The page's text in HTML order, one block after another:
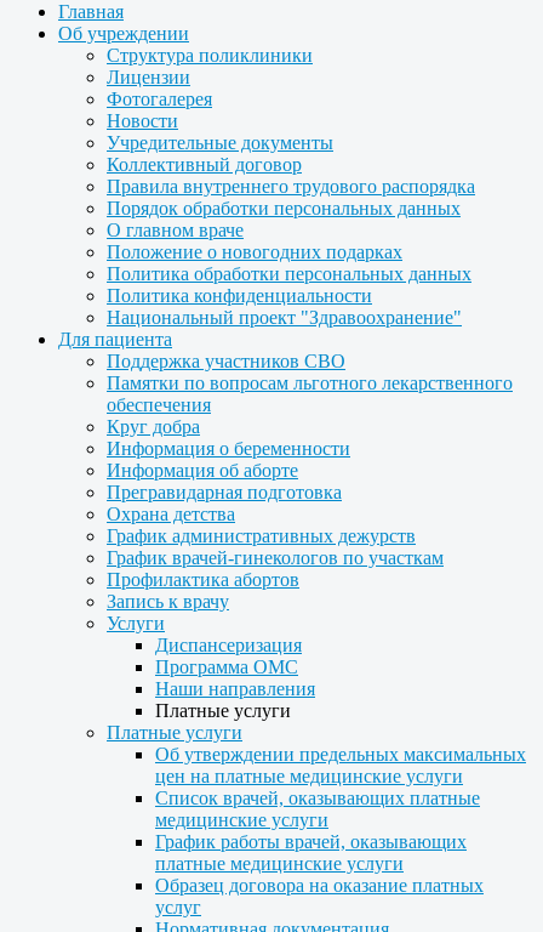
Главная
Об учреждении
Структура поликлиники
Лицензии
Фотогалерея
Новости
Учредительные документы
Коллективный договор
Правила внутреннего трудового распорядка
Порядок обработки персональных данных
О главном враче
Положение о новогодних подарках
Политика обработки персональных данных
Политика конфиденциальности
Национальный проект "Здравоохранение"
Для пациента
Поддержка участников СВО
Памятки по вопросам льготного лекарственного
обеспечения
Круг добра
Информация о беременности
Информация об аборте
Прегравидарная подготовка
Охрана детства
График административных дежурств
График врачей-гинекологов по участкам
Профилактика абортов
Запись к врачу
Услуги
Диспансеризация
Программа ОМС
Наши направления
Платные услуги
Платные услуги
Об утверждении предельных максимальных
цен на платные медицинские услуги
Список врачей, оказывающих платные
медицинские услуги
График работы врачей, оказывающих
платные медицинские услуги
Образец договора на оказание платных
услуг